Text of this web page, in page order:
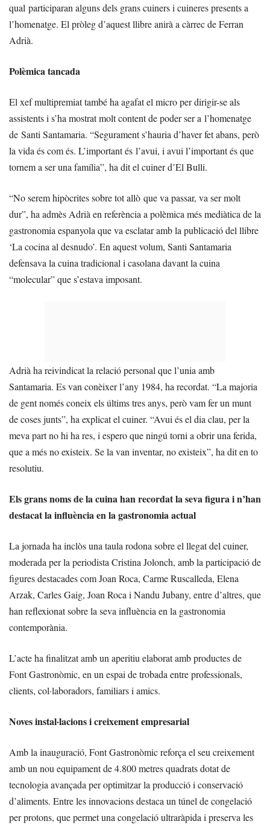
qual participaran alguns dels grans cuiners i cuineres presents a
l’homenatge. El pròleg d’aquest llibre anirà a càrrec de Ferran
Adrià.
Polèmica tancada
El xef multipremiat també ha agafat el micro per dirigir-se als
assistents i s’ha mostrat molt content de poder ser a l’homenatge
de Santi Santamaria. “Segurament s’hauria d’haver fet abans, però
la vida és com és. L’important és l’avui, i avui l’important és que
tornem a ser una família”, ha dit el cuiner d’El Bulli.
“No serem hipòcrites sobre tot allò que va passar, va ser molt
dur”, ha admès Adrià en referència a polèmica més mediàtica de la
gastronomia espanyola que va esclatar amb la publicació del llibre
‘La cocina al desnudo’. En aquest volum, Santi Santamaria
defensava la cuina tradicional i casolana davant la cuina
“molecular” que s’estava imposant.
Adrià ha reivindicat la relació personal que l’unia amb
Santamaria. Es van conèixer l’any 1984, ha recordat. “La majoria
de gent només coneix els últims tres anys, però vam fer un munt
de coses junts”, ha explicat el cuiner. “Avui és el dia clau, per la
meva part no hi ha res, i espero que ningú torni a obrir una ferida,
que a més no existeix. Se la van inventar, no existeix”, ha dit en to
resolutiu.
Els grans noms de la cuina han recordat la seva figura i n’han
destacat la influència en la gastronomia actual
La jornada ha inclòs una taula rodona sobre el llegat del cuiner,
moderada per la periodista Cristina Jolonch, amb la participació de
figures destacades com Joan Roca, Carme Ruscalleda, Elena
Arzak, Carles Gaig, Joan Roca i Nandu Jubany, entre d’altres, que
han reflexionat sobre la seva influència en la gastronomia
contemporània.
L’acte ha finalitzat amb un aperitiu elaborat amb productes de
Font Gastronòmic, en un espai de trobada entre professionals,
clients, col·laboradors, familiars i amics.
Noves instal·lacions i creixement empresarial
Amb la inauguració, Font Gastronòmic reforça el seu creixement
amb un nou equipament de 4.800 metres quadrats dotat de
tecnologia avançada per optimitzar la producció i conservació
d’aliments. Entre les innovacions destaca un túnel de congelació
per protons, que permet una congelació ultraràpida i preserva les